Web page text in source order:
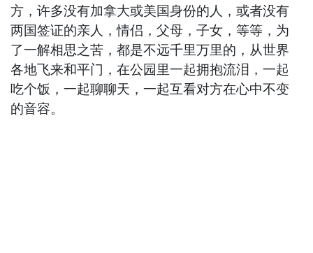
方，许多没有加拿大或美国身份的人，或者没有
两国签证的亲人，情侣，父母，子女，等等，为
了一解相思之苦，都是不远千里万里的，从世界
各地飞来和平门，在公园里一起拥抱流泪，一起
吃个饭，一起聊聊天，一起互看对方在心中不变
的音容。